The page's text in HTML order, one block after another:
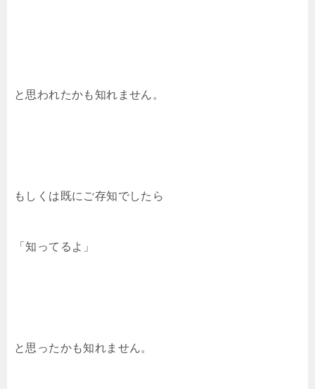
と思われたかも知れません。
もしくは既にご存知でしたら
「知ってるよ」
と思ったかも知れません。